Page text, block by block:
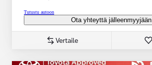
Tutustu autoon
Ota yhteyttä jälleenmyyjään
Vertaile